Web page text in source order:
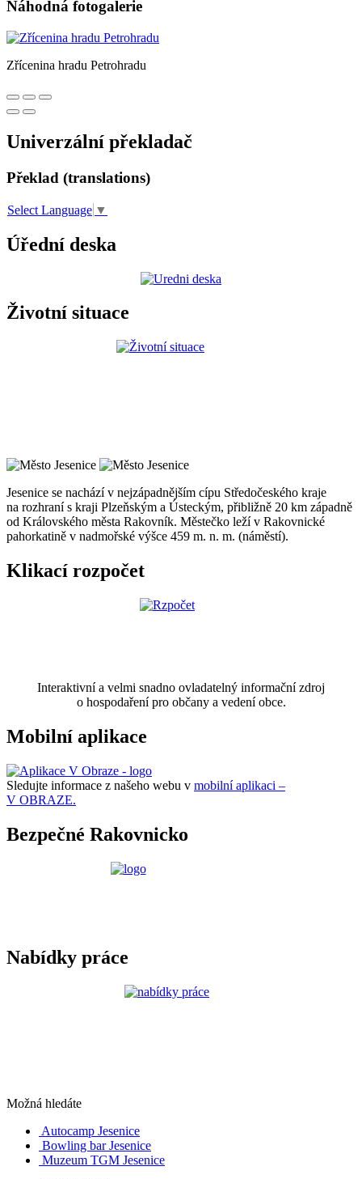
Náhodná fotogalerie
Zřícenina hradu Petrohradu
Univerzální překladač
Překlad (translations)
Select Language ▼
Úřední deska
Životní situace
Jesenice se nachází v nejzápadnějším cípu Středočeského kraje
na rozhraní s kraji Plzeňským a Ústeckým, přibližně 20 km západně
od Královského města Rakovník. Městečko leží v Rakovnické
pahorkatině v nadmořské výšce 459 m. n. m. (náměstí).
Klikací rozpočet
Interaktivní a velmi snadno ovladatelný informační zdroj
o hospodaření pro občany a vedení obce.
Mobilní aplikace
Sledujte informace z našeho webu v mobilní aplikaci –
V OBRAZE.
Bezpečné Rakovnicko
Nabídky práce
Možná hledáte
Autocamp Jesenice
Bowling bar Jesenice
Muzeum TGM Jesenice